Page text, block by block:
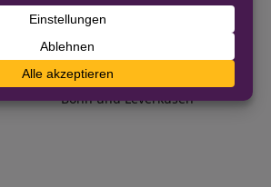
BEITRAG
Giurano erhält Kölner
Preis
NÄCHSTER BEITRAG
Streik bei Lieferando in Köln,
Bonn und Leverkusen